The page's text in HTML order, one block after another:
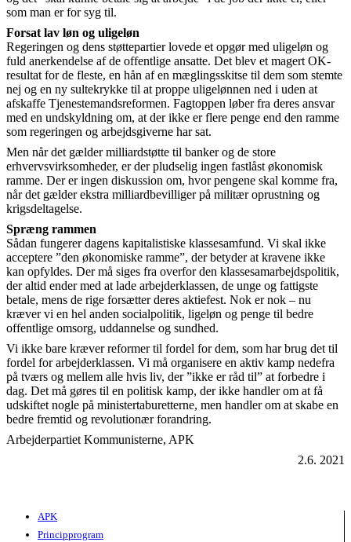
som man er for syg til.
Forsat lav løn og uligeløn
Regeringen og dens støttepartier lovede et opgør med uligeløn og
fuld anerkendelse af de offentlige ansatte. Det blev et magert OK-
resultat for de fleste, en hån af en mæglingsskitse til dem som stemte
nej og en ny sultekrykke til at proppe uligelønnen ned i uden at
afskaffe Tjenestemandsreformen. Fagtoppen løber fra deres ansvar
med en undskyldning om, at der ikke er flere penge end den ramme
som regeringen og arbejdsgiverne har sat.
Men når det gælder milliardstøtte til banker og de store
erhvervsvirksomheder, er der pludselig ingen fastlåst økonomisk
ramme. Der er ingen diskussion om, hvor pengene skal komme fra,
når det gælder ekstra milliardbevilliger på militær oprustning og
krigsdeltagelse.
Spræng rammen
Sådan fungerer dagens kapitalistiske klassesamfund. Vi skal ikke
acceptere ”den økonomiske ramme”, der betyder at kravene ikke
kan opfyldes. Der må siges fra overfor den klassesamarbejdspolitik,
der altid ender med at lade arbejderklassen, de unge og fattigste
betale, mens de rige forsætter deres aktiefest. Nok er nok – nu
kræver vi en hel anden socialpolitik, ligeløn og penge til bedre
offentlige omsorg, uddannelse og sundhed.
Vi ikke bare kræver reformer til fordel for dem, som har brug det til
fordel for arbejderklassen. Vi må organisere en aktiv kamp nedefra
på tværs og mellem alle hvis liv, der ”ikke er råd til” at forbedre i
dag. Det må gøres til en politisk kamp, der ikke handler om at få
udskiftet nogle på ministertaburetterne, men handler om at skabe en
bedre fremtid og revolutionær forandring.
Arbejderpartiet Kommunisterne, APK
2.6. 2021
APK
Principprogram